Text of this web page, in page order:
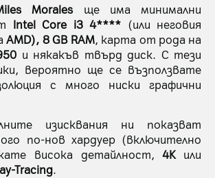
Morales ще има минимални
Intel Core i3 4**** (или неговия
AMD), 8 GB RAM, карта от рода на
и някакъв твърд диск. С тези
вероятно ще се възползвате
с много ниски графични
изисквания ни показват
по-нов хардуер (включително
висока детайлност,4Kили
Tracing.